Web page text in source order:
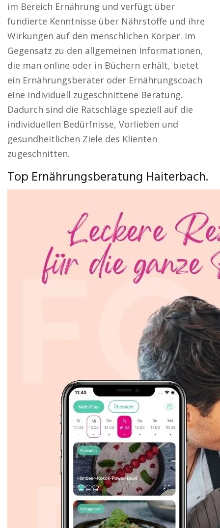
im Bereich Ernährung und verfügt über
fundierte Kenntnisse über Nährstoffe und ihre
Wirkungen auf den menschlichen Körper. Im
Gegensatz zu den allgemeinen Informationen,
die man online oder in Büchern erhält, bietet
ein Ernährungsberater oder Ernährungscoach
eine individuell zugeschnittene Beratung.
Dadurch sind die Ratschläge speziell auf die
individuellen Bedürfnisse, Vorlieben und
gesundheitlichen Ziele des Klienten
zugeschnitten.
Top Ernährungsberatung Haiterbach.